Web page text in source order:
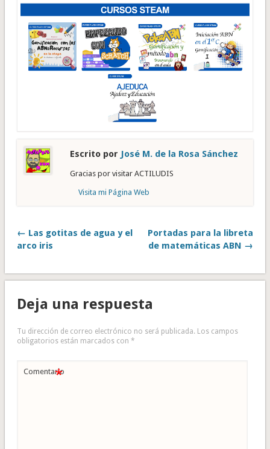
Escrito por José M. de la Rosa Sánchez
Gracias por visitar ACTILUDIS
Visita mi Página Web
← Las gotitas de agua y el
arco iris
Portadas para la libreta
de matemáticas ABN →
Deja una respuesta
Tu dirección de correo electrónico no será publicada. Los campos
obligatorios están marcados con *
Comentario
*